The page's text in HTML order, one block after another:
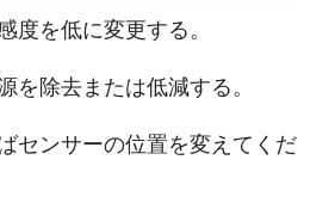
度を低に変更する。
を除去または低減する。
センサーの位置を変えてくだ